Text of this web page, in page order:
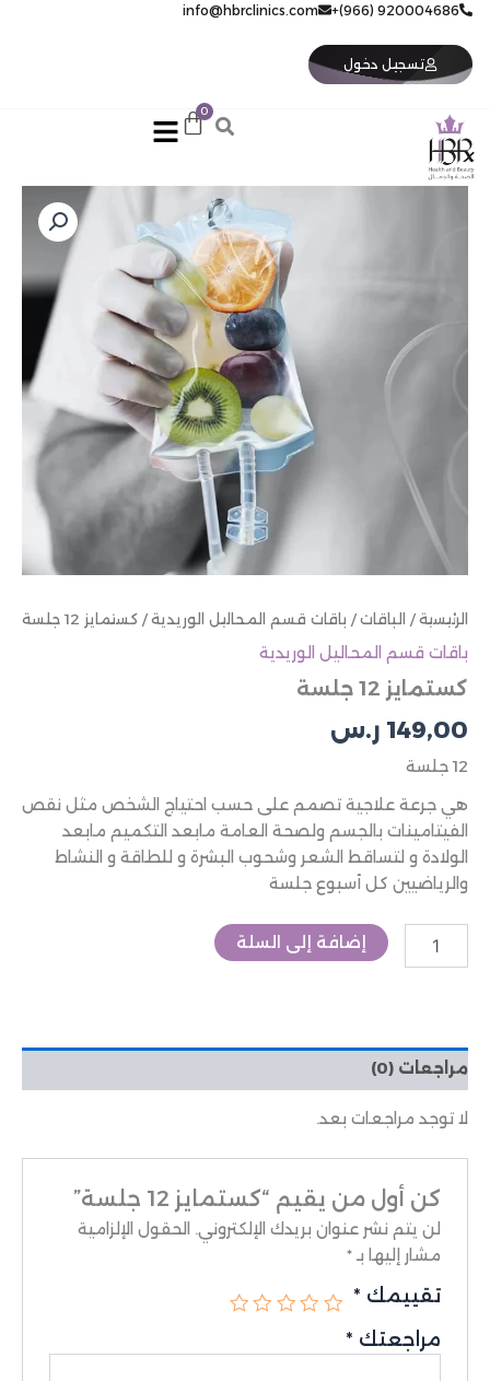
تخطي
المحتوى
920004686 (966)+
info@hbrclinics.com
تسجيل دخول
الرئيسية/ الباقات/ باقات قسم المحاليل الوريدية/ كستمايز 12 جلسة
باقات قسم المحاليل الوريدية
كستمايز 12 جلسة
149,00 ر.س
12 جلسة
هي جرعة علاجية تصمم على حسب احتياج الشخص مثل نقص
الفيتامينات بالجسم ولصحة العامة مابعد التكميم مابعد
الولادة و لتساقط الشعر وشحوب البشرة و للطاقة و النشاط
والرياضيين كل أسبوع جلسة
إضافة إلى السلة
مراجعات (0)
لا توجد مراجعات بعد.
كن أول من يقيم “كستمايز 12 جلسة”
لن يتم نشر عنوان بريدك الإلكتروني. الحقول الإلزامية
مشار إليها بـ*
تقييمك *
مراجعتك *